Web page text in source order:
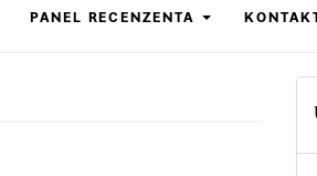
PANEL RECENZENTA